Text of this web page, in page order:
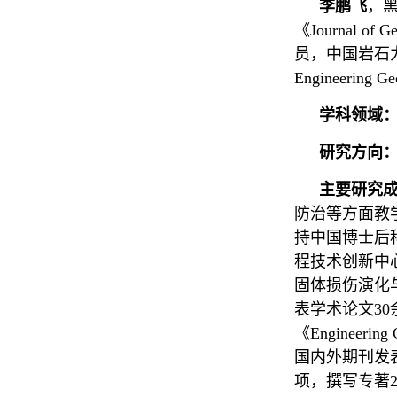
李鹏飞，
《Journal of
员，中国岩石
Engineering
学科领域
研究方向
主要研究
防治等方面
持中国博士后
程技术创新中
固体损伤演化
表学术论文30
《
国内外期刊发
项，撰写专著